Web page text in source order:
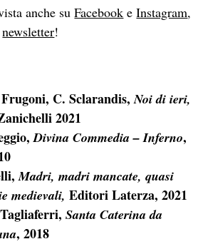
anche suFacebook eInstagram,
newsletter!
C. Sclarandis,Noi di ieri,
2021
Divina Commedia – Inferno,
Madri, madri mancate, quasi
medievali, Editori Laterza, 2021
Santa Caterina da
, 2018